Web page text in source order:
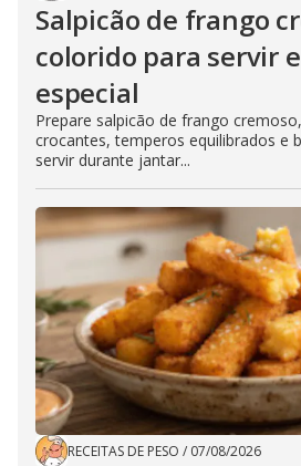
Salpicão de frango
colorido para servir
especial
Prepare salpicão de frango
crocantes, temperos equilibrados e
servir durante jantar...
RECEITAS DE PESO / 07/08/2026